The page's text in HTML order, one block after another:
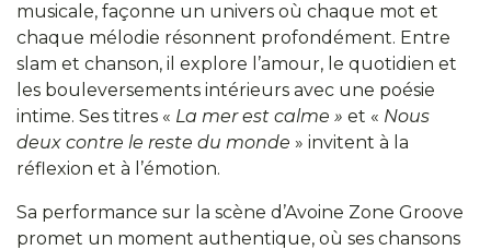
musicale, façonne un univers où chaque mot et
chaque mélodie résonnent profondément. Entre
slam et chanson, il explore l’amour, le quotidien et
les bouleversements intérieurs avec une poésie
intime. Ses titres « La mer est calme » et « Nous
deux contre le reste du monde » invitent à la
réflexion et à l’émotion.
Sa performance sur la scène d’Avoine Zone Groove
promet un moment authentique, où ses chansons